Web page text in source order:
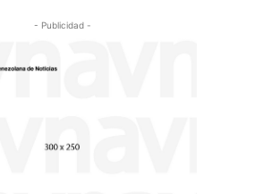
- Publicidad -